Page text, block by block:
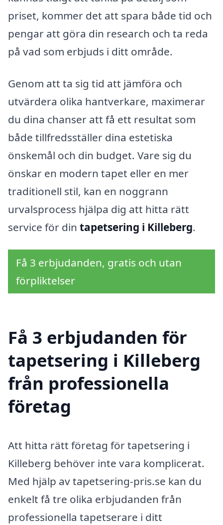
priset, kommer det att spara både tid och
pengar att göra din research och ta reda
på vad som erbjuds i ditt område.
Genom att ta sig tid att jämföra och
utvärdera olika hantverkare, maximerar
du dina chanser att få ett resultat som
både tillfredsställer dina estetiska
önskemål och din budget. Vare sig du
önskar en modern tapet eller en mer
traditionell stil, kan en noggrann
urvalsprocess hjälpa dig att hitta rätt
service för din tapetsering i Killeberg.
Få 3 erbjudanden, gratis och utan
förpliktelser
Få 3 erbjudanden för
tapetsering i Killeberg
från professionella
företag
Att hitta rätt företag för tapetsering i
Killeberg behöver inte vara komplicerat.
Med hjälp av tapetsering-pris.se kan du
enkelt få tre olika erbjudanden från
professionella tapetserare i ditt